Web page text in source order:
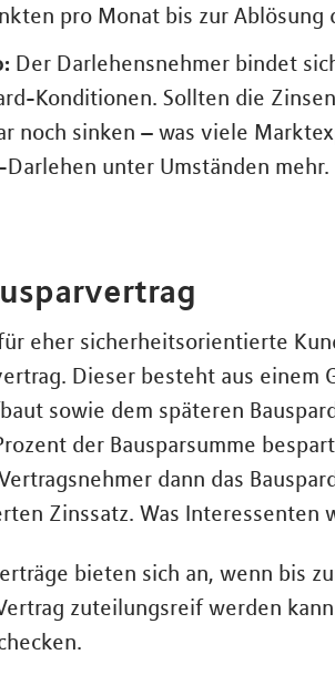
pro Monat bis zur Ablösung
Der Darlehensnehmer bindet
Konditionen. Sollten die
noch sinken – was viele
unter Umständen mehr.
eher sicherheitsorientierte
Dieser besteht aus einem
sowie dem späteren
der Bausparsumme
dann das
Zinssatz. Was Interessenten
bieten sich an, wenn bis
zuteilungsreif werden